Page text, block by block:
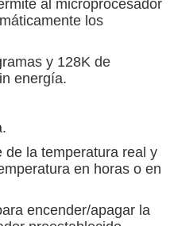
al microprocesador
los
y 128K de
energía.
de la temperatura real y
en horas o en
encender/apagar la